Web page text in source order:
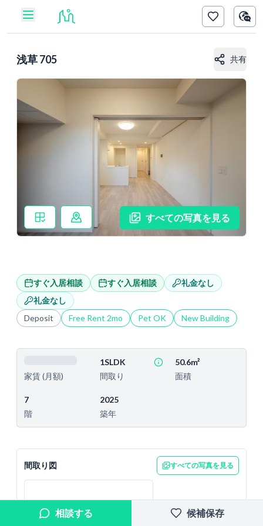
浅草 705 共有
すべての写真を見る
すぐ入居相談 すぐ入居相談
礼金なし
礼金なし
Deposit
Free Rent 2mo Pet OK New Building
家賃 (月額)
1SLDK
間取り
50.6m²
面積
7
階
2025
築年
間取り図 すべての写真を見る
相談する 候補保存